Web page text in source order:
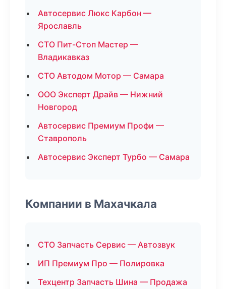
Автосервис Люкс Карбон —
Ярославль
СТО Пит-Стоп Мастер —
Владикавказ
СТО Автодом Мотор — Самара
ООО Эксперт Драйв — Нижний
Новгород
Автосервис Премиум Профи —
Ставрополь
Автосервис Эксперт Турбо — Самара
Компании в Махачкала
СТО Запчасть Сервис — Автозвук
ИП Премиум Про — Полировка
Техцентр Запчасть Шина — Продажа